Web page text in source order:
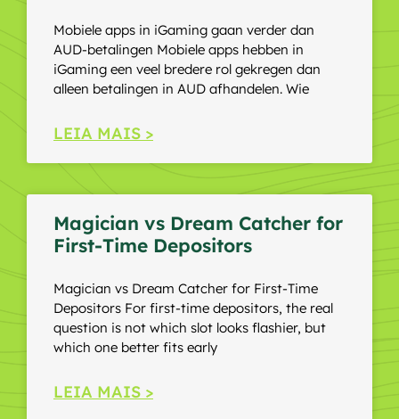
Mobiele apps in iGaming gaan verder dan
AUD-betalingen Mobiele apps hebben in
iGaming een veel bredere rol gekregen dan
alleen betalingen in AUD afhandelen. Wie
LEIA MAIS >
Magician vs Dream Catcher for
First-Time Depositors
Magician vs Dream Catcher for First-Time
Depositors For first-time depositors, the real
question is not which slot looks flashier, but
which one better fits early
LEIA MAIS >